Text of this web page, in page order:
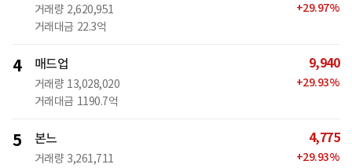
거래량 2,620,951
거래대금 22.3억
+29.97%
4 매드업
거래량 13,028,020
거래대금 1190.7억
9,940
+29.93%
5 본느
거래량 3,261,711
4,775
+29.93%